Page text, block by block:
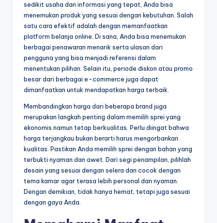
sedikit usaha dan informasi yang tepat, Anda bisa
menemukan produk yang sesuai dengan kebutuhan. Salah
satu cara efektif adalah dengan memanfaatkan
platform belanja online. Di sana, Anda bisa menemukan
berbagai penawaran menarik serta ulasan dari
pengguna yang bisa menjadi referensi dalam
menentukan pilihan. Selain itu, periode diskon atau promo
besar dari berbagai e-commerce juga dapat
dimanfaatkan untuk mendapatkan harga terbaik.
Membandingkan harga dari beberapa brand juga
merupakan langkah penting dalam memilih sprei yang
ekonomis namun tetap berkualitas. Perlu diingat bahwa
harga terjangkau bukan berarti harus mengorbankan
kualitas. Pastikan Anda memilih sprei dengan bahan yang
terbukti nyaman dan awet. Dari segi penampilan, pilihlah
desain yang sesuai dengan selera dan cocok dengan
tema kamar agar terasa lebih personal dan nyaman.
Dengan demikian, tidak hanya hemat, tetapi juga sesuai
dengan gaya Anda.